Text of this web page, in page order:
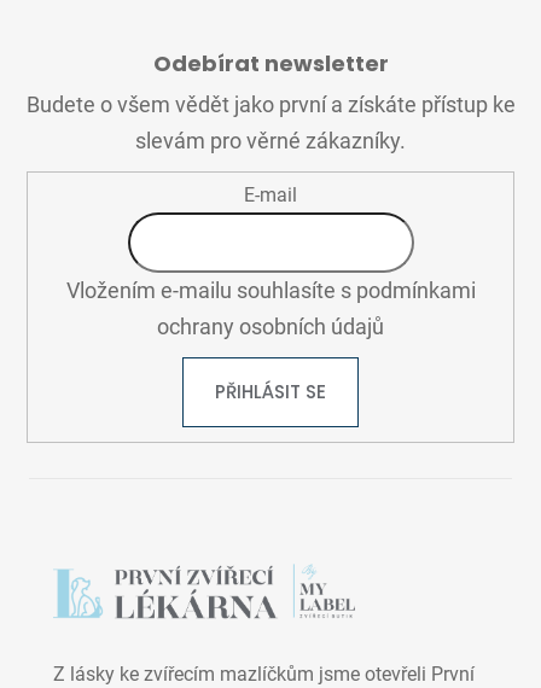
Odebírat newsletter
Budete o všem vědět jako první a získáte přístup ke
slevám pro věrné zákazníky.
E-mail
Vložením e-mailu souhlasíte s podmínkami
ochrany osobních údajů
PŘIHLÁSIT SE
Z lásky ke zvířecím mazlíčkům jsme otevřeli První